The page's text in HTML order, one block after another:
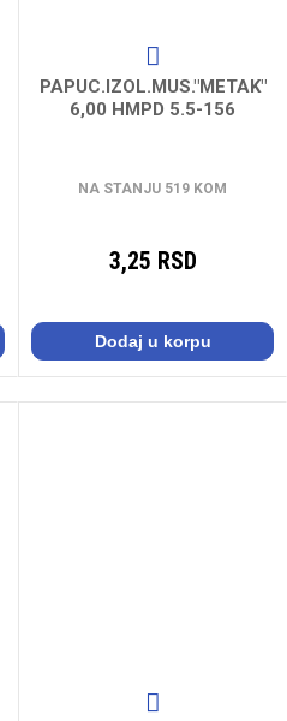
PAPUC.IZOL.MUS."METAK"
6,00 HMPD 5.5-156
NA STANJU 519 KOM
3,25 RSD
Dodaj u korpu